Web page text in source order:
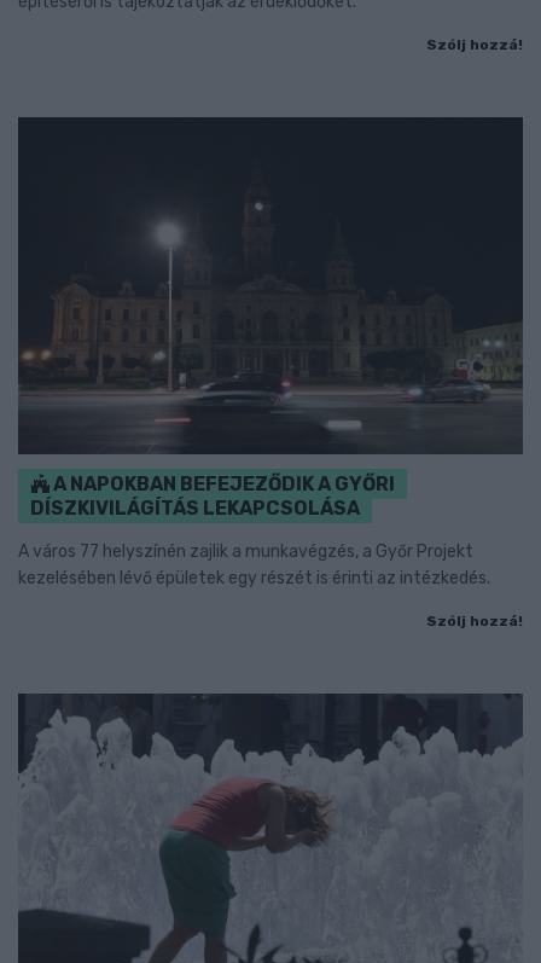
Szólj hozzá!
A NAPOKBAN BEFEJEZŐDIK A GYŐRI
DÍSZKIVILÁGÍTÁS LEKAPCSOLÁSA
A város 77 helyszínén zajlik a munkavégzés, a Győr Projekt
kezelésében lévő épületek egy részét is érinti az intézkedés.
Szólj hozzá!